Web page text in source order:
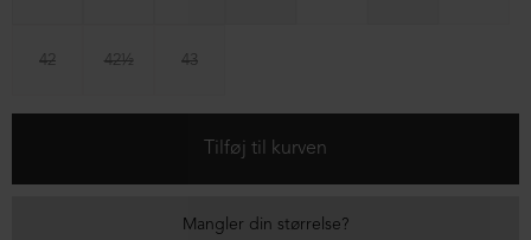
42 42½ 43
Mangler din størrelse?